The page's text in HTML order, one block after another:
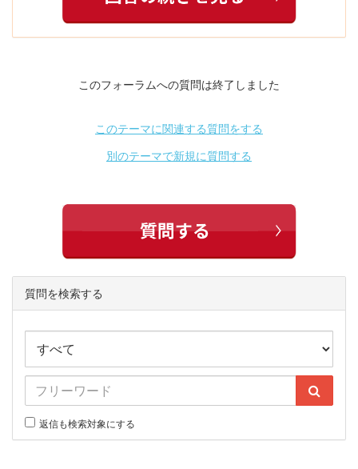
このフォーラムへの質問は終了しました
このテーマに関連する質問をする
別のテーマで新規に質問する
質問を検索する
返信も検索対象にする